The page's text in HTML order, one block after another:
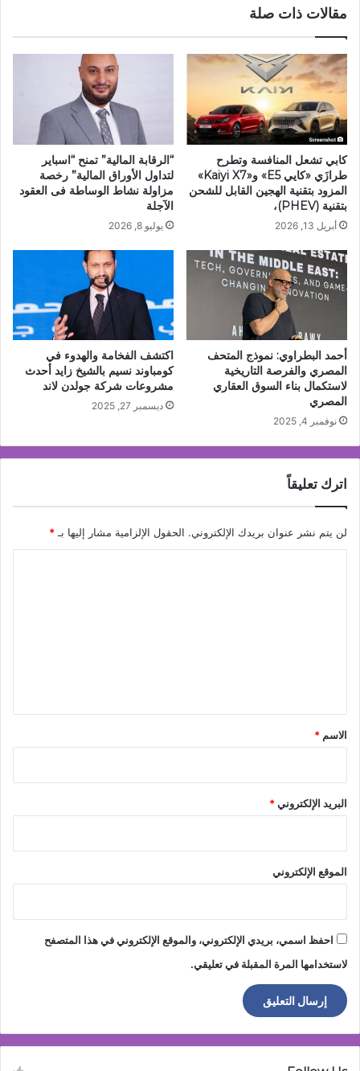
Living
مقالات ذات صلة
كابي تشعل المنافسة وتطرح
طرازَي «كايي E5» و«Kaiyi X7»
المزود بتقنية الهجين القابل للشحن
بتقنية (PHEV)،
أبريل 13, 2026
“الرقابة المالية” تمنح “اسباير
لتداول الأوراق المالية” رخصة
مزاولة نشاط الوساطة فى العقود
الآجلة
يوليو 8, 2026
أحمد البطراوي: نموذج المتحف
المصري والفرصة التاريخية
لاستكمال بناء السوق العقاري
المصري
نوفمبر 4, 2025
اكتشف الفخامة والهدوء في
كومباوند نسيم بالشيخ زايد أحدث
مشروعات شركة جولدن لاند
ديسمبر 27, 2025
اترك تعليقاً
لن يتم نشر عنوان بريدك الإلكتروني. الحقول الإلزامية مشار إليها بـ*
*
الاسم *
البريد الإلكتروني*
الموقع الإلكتروني
احفظ اسمي، بريدي الإلكتروني، والموقع الإلكتروني في هذا المتصفح
لاستخدامها المرة المقبلة في تعليقي.